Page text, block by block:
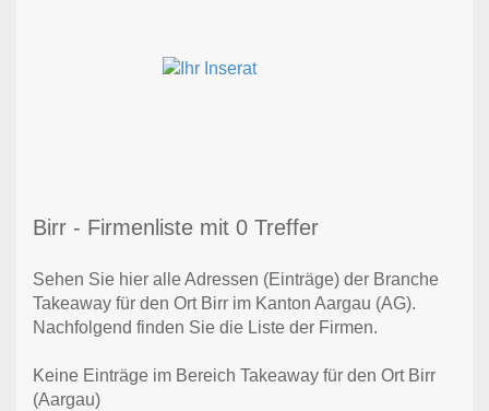
Birr - Firmenliste mit 0 Treffer
Sehen Sie hier alle Adressen (Einträge) der Branche
Takeaway für den Ort Birr im Kanton Aargau (AG).
Nachfolgend finden Sie die Liste der Firmen.
Keine Einträge im Bereich Takeaway für den Ort Birr
(Aargau)